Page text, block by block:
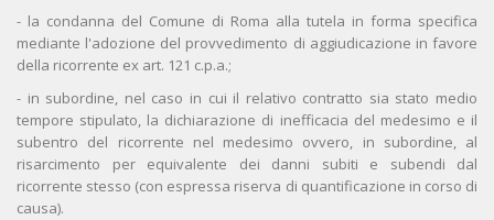
- la condanna del Comune di Roma alla tutela in forma specifica
mediante l'adozione del provvedimento di aggiudicazione in favore
della ricorrente ex art. 121 c.p.a.;
- in subordine, nel caso in cui il relativo contratto sia stato medio
tempore stipulato, la dichiarazione di inefficacia del medesimo e il
subentro del ricorrente nel medesimo ovvero, in subordine, al
risarcimento per equivalente dei danni subiti e subendi dal
ricorrente stesso (con espressa riserva di quantificazione in corso di
causa).